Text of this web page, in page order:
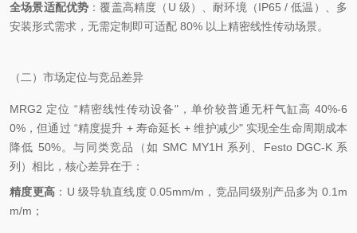
全场景适配优势 ：覆盖高精度（U 级）、耐环境（IP65 / 低温）、多
安装形式需求，无需定制即可适配 80% 以上精密线性传动场景。
（二）市场定位与竞品差异
MRG2 定位 “精密线性传动设备"，单价较普通无杆气缸高 40%-6
0%，但通过 “精度提升 + 寿命延长 + 维护减少" 实现全生命周期成本
降低 50%。与同类竞品（如 SMC MY1H 系列、Festo DGC-K 系
列）相比，核心差异在于：
精度更高 ：U 级导轨直线度 0.05mm/m，竞品同级别产品多为 0.1m
m/m；